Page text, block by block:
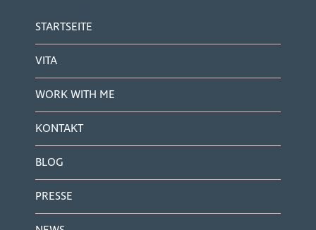
STARTSEITE
VITA
WORK WITH ME
KONTAKT
BLOG
PRESSE